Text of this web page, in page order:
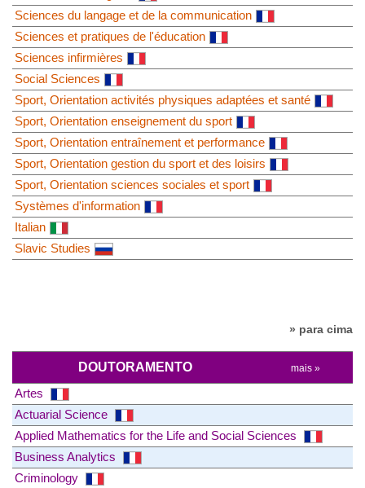
Sciences du langage et de la communication
Sciences et pratiques de l'éducation
Sciences infirmières
Social Sciences
Sport, Orientation activités physiques adaptées et santé
Sport, Orientation enseignement du sport
Sport, Orientation entraînement et performance
Sport, Orientation gestion du sport et des loisirs
Sport, Orientation sciences sociales et sport
Systèmes d'information
Italian
Slavic Studies
» para cima
DOUTORAMENTO mais »
Artes
Actuarial Science
Applied Mathematics for the Life and Social Sciences
Business Analytics
Criminology